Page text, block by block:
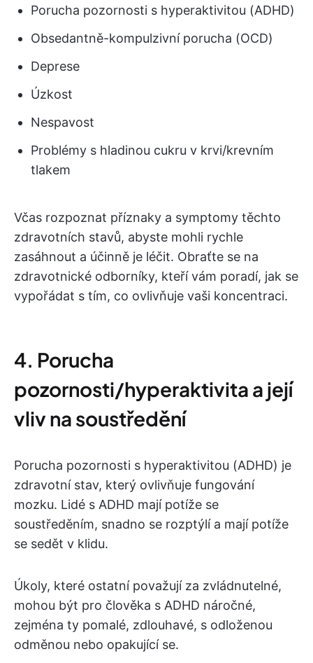
Porucha pozornosti s hyperaktivitou (ADHD)
Obsedantně-kompulzivní porucha (OCD)
Deprese
Úzkost
Nespavost
Problémy s hladinou cukru v krvi/krevním
tlakem
Včas rozpoznat příznaky a symptomy těchto
zdravotních stavů, abyste mohli rychle
zasáhnout a účinně je léčit. Obraťte se na
zdravotnické odborníky, kteří vám poradí, jak se
vypořádat s tím, co ovlivňuje vaši koncentraci.
4. Porucha
pozornosti/hyperaktivita a její
vliv na soustředění
Porucha pozornosti s hyperaktivitou (ADHD) je
zdravotní stav, který ovlivňuje fungování
mozku. Lidé s ADHD mají potíže se
soustředěním, snadno se rozptýlí a mají potíže
se sedět v klidu.
Úkoly, které ostatní považují za zvládnutelné,
mohou být pro člověka s ADHD náročné,
zejména ty pomalé, zdlouhavé, s odloženou
odměnou nebo opakující se.